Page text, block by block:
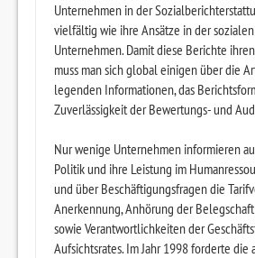
Unternehmen in der
vielfältig wie ihre Ansätze in der
Unternehmen. Damit diese Berichte
muss man sich global einigen über die
legenden Informationen, das
Zuverlässigkeit der Bewertungs- und
Nur wenige Unternehmen informieren
Politik und ihre Leistung im
und über Beschäftigungsfragen die
Anerkennung, Anhörung der
sowie Verantwortlichkeiten der
Aufsichtsrates. Im Jahr 1998 forderte die